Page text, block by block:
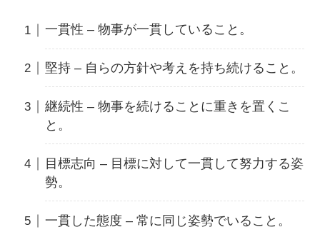
一貫性 – 物事が一貫していること。
堅持 – 自らの方針や考えを持ち続けること。
継続性 – 物事を続けることに重きを置くこ
と。
目標志向 – 目標に対して一貫して努力する姿
勢。
一貫した態度 – 常に同じ姿勢でいること。